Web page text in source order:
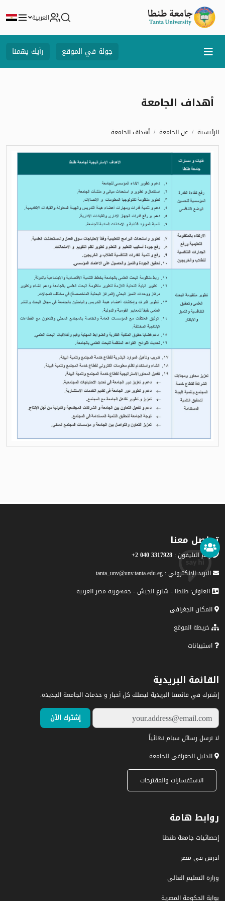
العربية
جولة في الموقع رأيك يهمنا
أهداف الجامعة
الرئيسية عن الجامعة أهداف الجامعة
تواصل معنا
رقم التليفون : 3317928 040 2+
البريد الإلكتروني : tanta_unv@unv.tanta.edu.eg
العنوان: طنطا - شارع الجيش - جمهورية مصر العربية
المكان الجغرافى
خريطة الموقع
استبيانات
القائمة البريدية
إشترك في قائمتنا البريدية ليصلك كل أخبار و خدمات الجامعة الجديدة.
لا نرسل رسائل سبام نهائياً
الدليل الجغرافى للجامعة
الاستفسارات والمقترحات
روابط هامة
إحصائيات جامعة طنطا
ادرس في مصر
وزارة التعليم العالى
بوابة الحكومة المصرية